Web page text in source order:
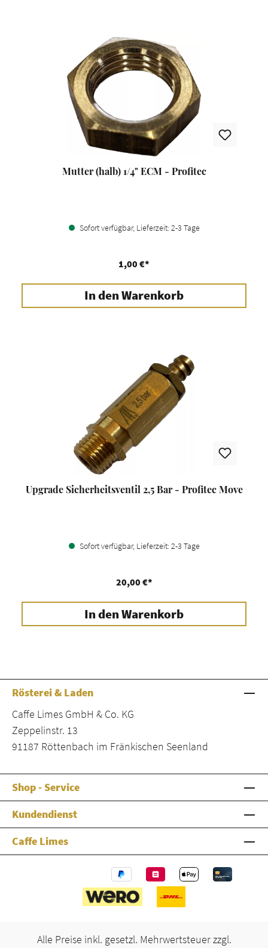
Mutter (halb) 1/4" ECM - Profitec
Sofort verfügbar, Lieferzeit: 2-3 Tage
1,00 €*
In den Warenkorb
Upgrade Sicherheitsventil 2,5 Bar - Profitec Move
Sofort verfügbar, Lieferzeit: 2-3 Tage
20,00 €*
In den Warenkorb
Rösterei & Laden
Caffe Limes GmbH & Co. KG
Zeppelinstr. 13
91187 Röttenbach im Fränkischen Seenland
Shop - Service
Kundendienst
Caffe Limes
Alle Preise inkl. gesetzl. Mehrwertsteuer zzgl.